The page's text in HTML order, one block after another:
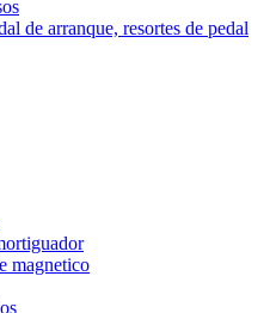
de arranque, resortes de pedal
magnetico